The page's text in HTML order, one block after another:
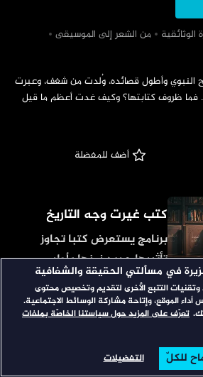
تصفح
الوثائقية
‏من الشعر إلى الموسيقى
أضف للمفضلة
كتب غيرت وجه التاريخ
برنامج يستعرض كتبا تجاوز
تأثيرها حدود زمنها وأطر
مجالاتها، فأضحت مرجعيات
يعاد إليها مع اختلاف العصور
وتطور الأزمنة.
الفن الموهوب
ومرايا وجدانهم منذ قرون،
يُتلى ويُغنّى في الأعراس
في مسألتي الحقيقة والشفافية
التتبع الأخرى لتقديم وتخصيص محتوى
أداء الموقع، وإتاحة مشاركة الوسائط الاجتماعية.
تعرّف على المزيد حول سياستنا الخاصّة بملفات
التفضيلات للكلّ